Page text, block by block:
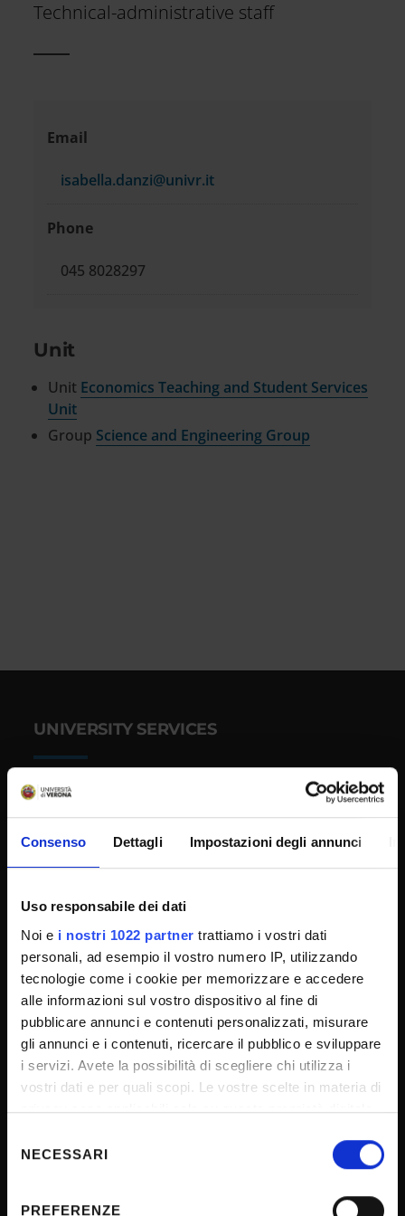
Consenso Dettagli Impostazioni degli annunci
Uso responsabile dei dati
Noi e i nostri 1022 partner trattiamo i vostri dati
personali, ad esempio il vostro numero IP, utilizzando
tecnologie come i cookie per memorizzare e accedere
alle informazioni sul vostro dispositivo al fine di
pubblicare annunci e contenuti personalizzati, misurare
gli annunci e i contenuti, ricercare il pubblico e sviluppare
i servizi. Avete la possibilità di scegliere chi utilizza i
vostri dati e per quali scopi. Le vostre scelte in materia di
privacy sono applicabili solo su questa proprietà digitale
modificare o revocare il proprio consenso in qualsiasi
momento dalla Dichiarazione sui cookie o facendo clic
delNECESSARI
PREFERENZE
Technical-administrative staff
Contact
Email
isabella.danzi@univr.it
Phone
045 8028297
Unit
Unit Economics Teaching and Student Services
Unit
Group Science and Engineering Group
UNIVERSITY SERVICES
Transparency
Notifications
Terms and conditions
Privacy policy
Cookie
Sponsorizzazioni e donazioni
Events
Support us
Firma Elettronica Avanzata